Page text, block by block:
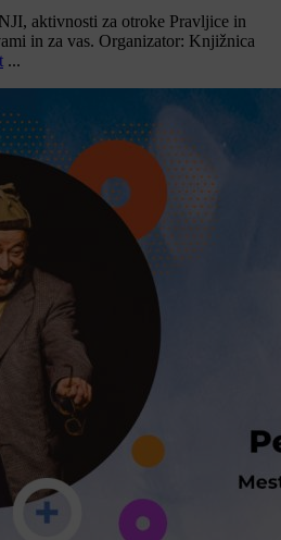
aktivnosti za otroke Pravljice in
in za vas. Organizator: Knjižnica
...